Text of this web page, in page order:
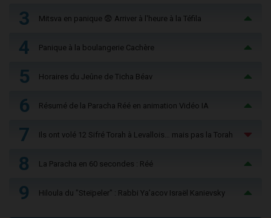
3 Mitsva en panique 😨 Arriver à l'heure à la Téfila
4 Panique à la boulangerie Cachère
5 Horaires du Jeûne de Ticha Béav
6 Résumé de la Paracha Réé en animation Vidéo IA
7 Ils ont volé 12 Sifré Torah à Levallois… mais pas la Torah
8 La Paracha en 60 secondes : Réé
9 Hiloula du "Steïpeler" : Rabbi Ya’acov Israël Kanievsky